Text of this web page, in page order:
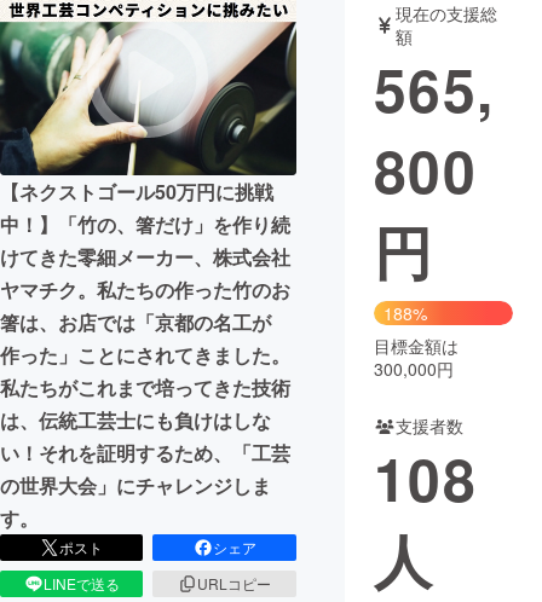
テクノロジー・ガジェット
映像・映画 書籍・雑誌
ビジネス・起業 チャレンジ
まちづくり・地域活性化
CAMPFIRE for Social Good
CAMPFIRE Creation
CAMPFIREふるさと納税
コミュニティ
【ネクストゴール50万円に挑戦
中！】「竹の、箸だけ」を作り続
けてきた零細メーカー、株式会社
ヤマチク。私たちの作った竹のお
箸は、お店では「京都の名工が
作った」ことにされてきました。
私たちがこれまで培ってきた技術
は、伝統工芸士にも負けはしな
い！それを証明するため、「工芸
の世界大会」にチャレンジしま
す。
ポスト
シェア
LINEで送る
URLコピー
現在の支援総
額
565,
800
円
188%
目標金額は
300,000円
支援者数
108
人